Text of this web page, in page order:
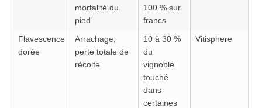
mortalité du
pied
100 % sur
francs
Flavescence
dorée
Arrachage,
perte totale de
récolte
10 à 30 %
du
vignoble
touché
dans
certaines
Vitisphere